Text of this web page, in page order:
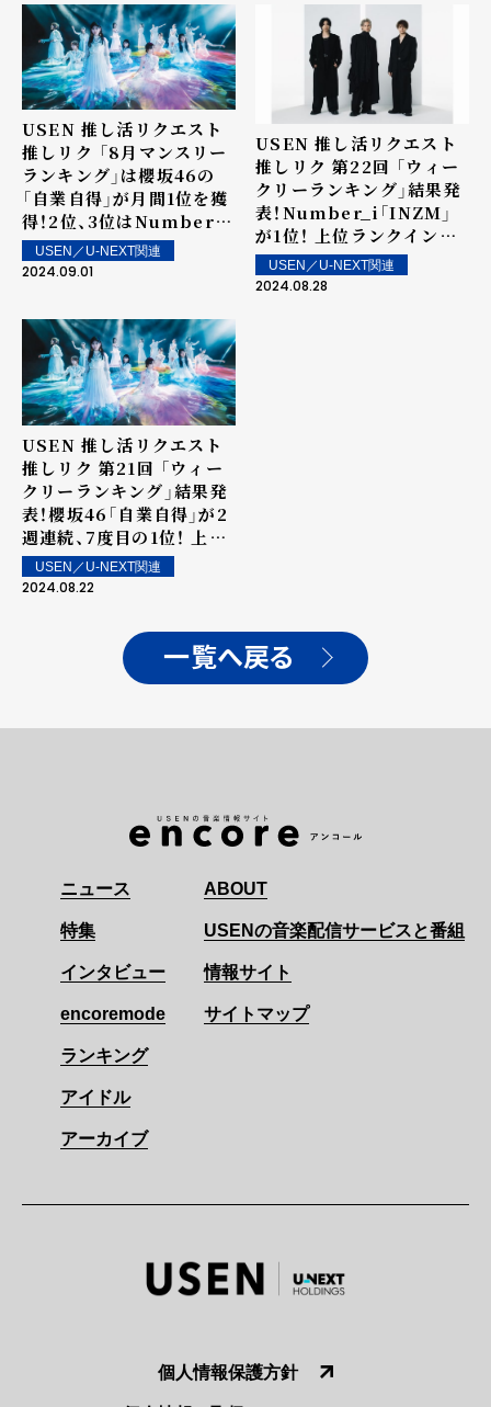
USEN 推し活リクエスト
推しリク 「8月マンスリー
ランキング」は櫻坂46の
「自業自得」が月間1位を獲
得！2位、3位はNumber_i
の「BON」、「INZM」がラ
ンクイン！
USEN／U-NEXT関連
2024.09.01
USEN 推し活リクエスト
推しリク 第22回 「ウィー
クリーランキング」結果発
表！Number_i「INZM」
が1位！ 上位ランクイン楽
曲は街中・店内で配信！
USEN／U-NEXT関連
2024.08.28
USEN 推し活リクエスト
推しリク 第21回 「ウィー
クリーランキング」結果発
表！櫻坂46「自業自得」が2
週連続、7度目の1位！ 上位
ランクイン楽曲は街中・店
内で配信！
USEN／U-NEXT関連
2024.08.22
一覧へ戻る
ニュース
特集
インタビュー
encoremode
ランキング
アイドル
アーカイブ
ABOUT
USENの音楽配信サービスと番組
情報サイト
サイトマップ
個人情報保護方針